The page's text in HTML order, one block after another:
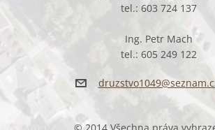
tel.: 603 724 137
Ing. Petr Mach
tel.: 605 249 122
druzstvo1049@sez